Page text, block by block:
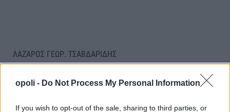
opoli - Do Not Process My Personal Information
If you wish to opt-out of the sale, sharing to third parties, or
ΛΑΖΑΡΟΣ ΓΕΩΡ. ΤΣΑΒΔΑΡΙΔΗΣ
ΑΝ. ΓΡΑΜΜΑΤΕΑΣ Κ.Ο. Ν.Δ.
1) Ευθυμίου Βαρλάμη 9 (πρώην Τρύφωνος)